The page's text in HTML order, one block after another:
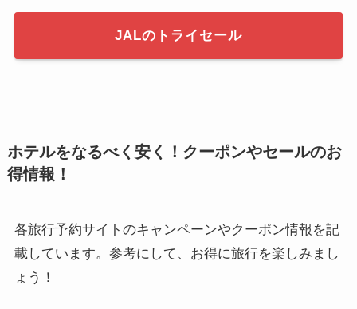
JALのトライセール
ホテルをなるべく安く！クーポンやセールのお
得情報！
各旅行予約サイトのキャンペーンやクーポン情報を記
載しています。参考にして、お得に旅行を楽しみまし
ょう！